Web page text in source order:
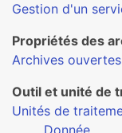
Gestion d'un
Propriétés des
Archives ouvertes
Outil et unité de
Unités de
Donnée